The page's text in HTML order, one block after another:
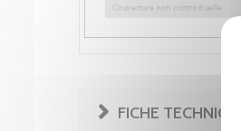
FICHE TECHNIQUE